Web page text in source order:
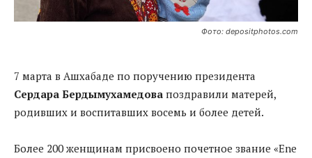
Фото: depositphotos.com
7 марта в Ашхабаде по поручению президента
Сердара Бердымухамедова поздравили матерей,
родивших и воспитавших восемь и более детей.
Более 200 женщинам присвоено почетное звание «Ene